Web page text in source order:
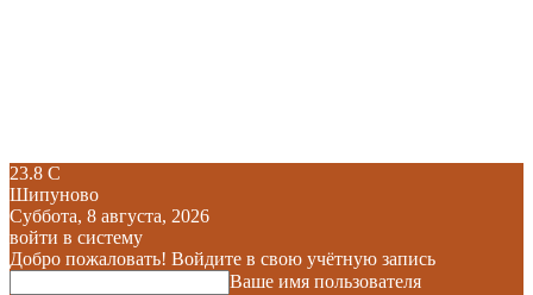
23.8 C
Шипуново
Суббота, 8 августа, 2026
войти в систему
Добро пожаловать! Войдите в свою учётную запись
Ваше имя пользователя